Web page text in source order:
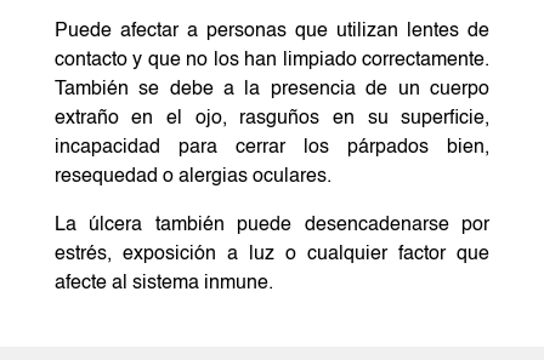
Puede afectar a personas que utilizan lentes de
contacto y que no los han limpiado correctamente.
También se debe a la presencia de un cuerpo
extraño en el ojo, rasguños en su superficie,
incapacidad para cerrar los párpados bien,
resequedad o alergias oculares.
La úlcera también puede desencadenarse por
estrés, exposición a luz o cualquier factor que
afecte al sistema inmune.